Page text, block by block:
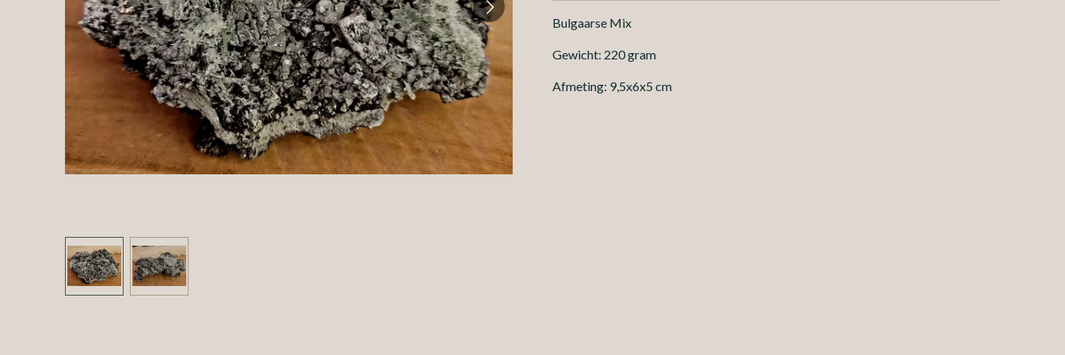
Bulgaarse Mix
Gewicht: 220 gram
Afmeting: 9,5x6x5 cm